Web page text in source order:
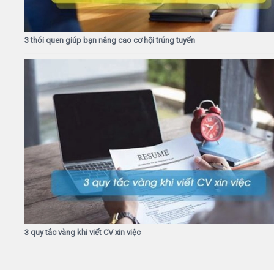
3 thói quen giúp bạn nâng cao cơ hội trúng tuyển
3 quy tắc vàng khi viết CV xin việc